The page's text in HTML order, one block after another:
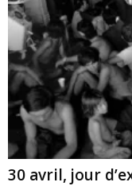
30 avril, jour